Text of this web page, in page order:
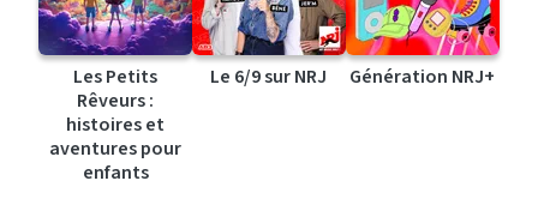
Les Petits
Rêveurs :
histoires et
aventures pour
enfants
Le 6/9 sur NRJ Génération NRJ+